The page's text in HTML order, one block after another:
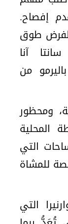
إفصاح.
لفرض طوق
آنا
من
ومحظور
المحلية
التي
للمشاة
التي